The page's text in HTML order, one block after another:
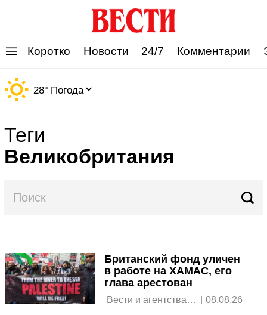
Коротко Новости 24/7 Комментарии
28° Погода
Теги
Великобритания
Британский фонд уличен
в работе на ХАМАС, его
глава арестован
Вести и агентства
| 08.08.26